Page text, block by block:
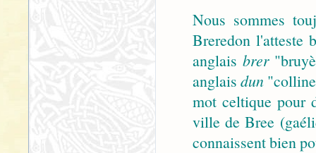
Nous sommes
Breredon l'atteste
anglais brer
anglais dun
mot celtique pour
ville de Bree
connaissent bien